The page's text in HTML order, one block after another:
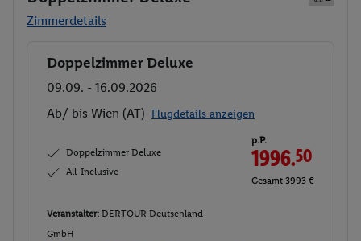
Zimmerdetails
Buchen
Doppelzimmer Deluxe
09.09. - 16.09.2026
Ab/ bis Wien (AT) Flugdetails anzeigen
Doppelzimmer Deluxe
All-Inclusive
p.P.
1996.50
Gesamt 3993 €
Veranstalter: DERTOUR Deutschland
GmbH